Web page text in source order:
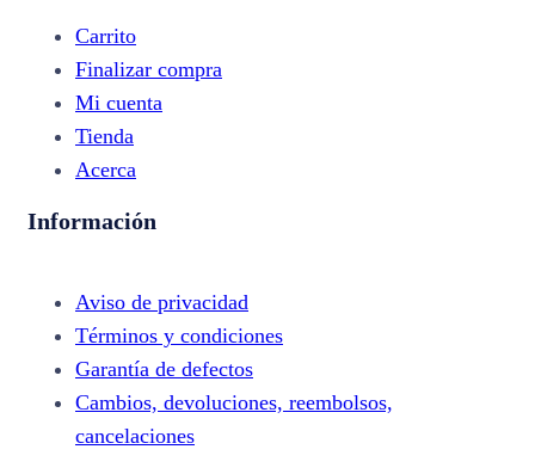
Carrito
Finalizar compra
Mi cuenta
Tienda
Acerca
Información
Aviso de privacidad
Términos y condiciones
Garantía de defectos
Cambios, devoluciones, reembolsos,
cancelaciones